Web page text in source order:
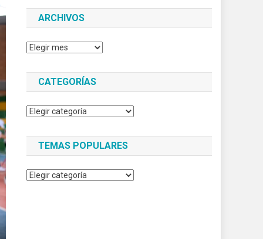
ARCHIVOS
Archivos
CATEGORÍAS
Categorías
TEMAS POPULARES
Temas